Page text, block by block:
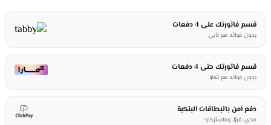
قسم فاتورتك على 4 دفعات
بدون فوائد مع تابي
قسم فاتورتك حتى 4 دفعات
بدون فوائد مع تمارا
دفع آمن بالبطاقات البنكية
مدى، فيزا، وماستركارد